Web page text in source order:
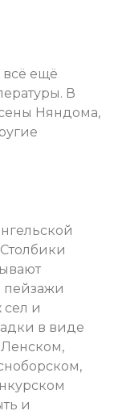
всё ещё
В
Няндома,
пейзажи
и
в виде
Ленском,
и